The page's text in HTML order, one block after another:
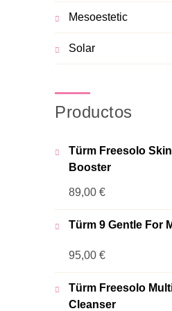
Mesoestetic
Solar
Productos
Türm Freesolo Skin
Booster
89,00 €
Türm 9 Gentle For
95,00 €
Türm Freesolo
Cleanser